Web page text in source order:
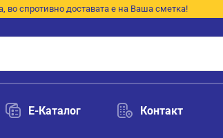
во спротивно доставата е на Ваша сметка!
E-Каталог Контакт